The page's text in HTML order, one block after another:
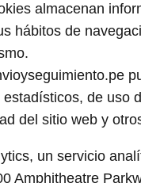
almacenan
hábitos de
de uso
del sitio web y
un servicio
Amphitheatre